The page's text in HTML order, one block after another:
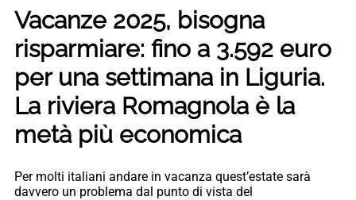
Vacanze 2025, bisogna
risparmiare: fino a 3.592 euro
per una settimana in Liguria.
La riviera Romagnola è la
metà più economica
Per molti italiani andare in vacanza quest’estate sarà
davvero un problema dal punto di vista del